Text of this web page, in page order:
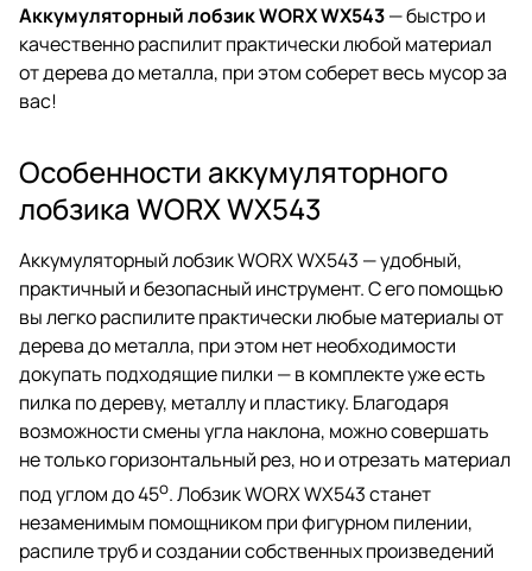
Аккумуляторный лобзик WORX WX543— быстро и
качественно распилит практически любой материал
от дерева до металла, при этом соберет весь мусор за
вас!
Особенности аккумуляторного
лобзика WORX WX543
Аккумуляторный лобзик WORX WX543 — удобный,
практичный и безопасный инструмент. С его помощью
вы легко распилите практически любые материалы от
дерева до металла, при этом нет необходимости
докупать подходящие пилки — в комплекте уже есть
пилка по дереву, металлу и пластику. Благодаря
возможности смены угла наклона, можно совершать
не только горизонтальный рез, но и отрезать материал
под углом до 45o. Лобзик WORX WX543 станет
незаменимым помощником при фигурном пилении,
распиле труб и создании собственных произведений